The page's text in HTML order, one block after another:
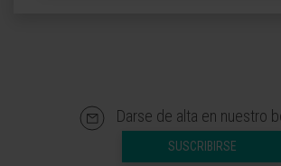
Darse de alta en nuestro
SUSCRIBIRSE